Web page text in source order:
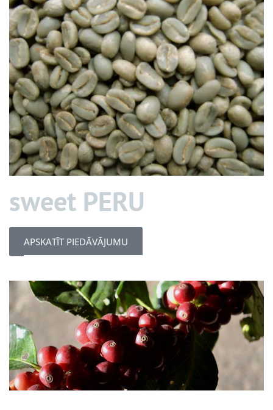
sweet PERU
APSKATĪT PIEDĀVĀJUMU